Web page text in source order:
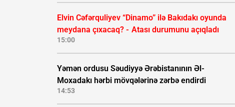
Elvin Cəfərquliyev “Dinamo” ilə Bakıdakı oyunda
meydana çıxacaq? - Atası durumunu açıqladı
15:00
Yəmən ordusu Səudiyyə Ərəbistanının Əl-
Moxadakı hərbi mövqələrinə zərbə endirdi
14:53